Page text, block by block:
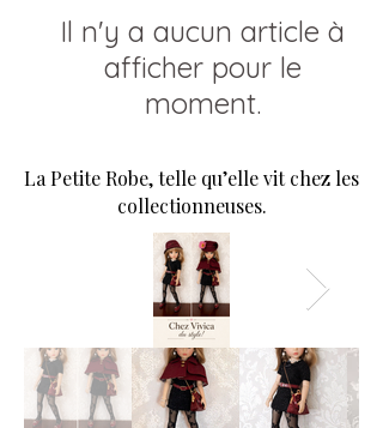
Il n'y a aucun article à
afficher pour le
moment.
La Petite Robe, telle qu’elle vit chez les
collectionneuses.